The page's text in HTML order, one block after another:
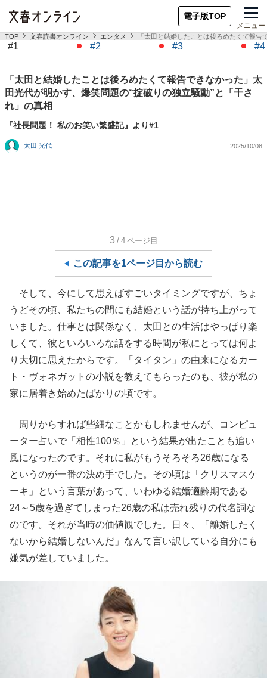
電子版TOP
メニュー
TOP 文春読書オンライン エンタメ 「太田と結婚したことは後ろめたくて報
#1 #2 #3 #4
「太田と結婚したことは後ろめたくて報告できなかった」太
田光代が明かす、爆笑問題の“掟破りの独立騒動”と「干さ
れ」の真相
『社長問題！ 私のお笑い繁盛記』より#1
太田 光代 2025/10/08
3 /4 ページ目
この記事を1ページ目から読む
そして、今にして思えばすごいタイミングですが、ちょ
うどその頃、私たちの間にも結婚という話が持ち上がって
いました。仕事とは関係なく、太田との生活はやっぱり楽
しくて、彼といろいろな話をする時間が私にとっては何よ
り大切に思えたからです。「タイタン」の由来になるカー
ト・ヴォネガットの小説を教えてもらったのも、彼が私の
家に居着き始めたばかりの頃です。
周りからすれば些細なことかもしれませんが、コンピュ
ーター占いで「相性100％」という結果が出たことも追い
風になったのです。それに私がもうそろそろ26歳になる
というのが一番の決め手でした。その頃は「クリスマスケ
ーキ」という言葉があって、いわゆる結婚適齢期である
24～5歳を過ぎてしまった26歳の私は売れ残りの代名詞な
のです。それが当時の価値観でした。日々、「離婚したく
ないから結婚しないんだ」なんて言い訳している自分にも
嫌気が差していました。